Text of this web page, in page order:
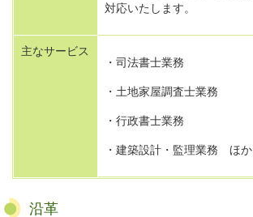
対応いたします。
主なサービス
・司法書士業務
・土地家屋調査士業務
・行政書士業務
・建築設計・監理業務 ほか
沿革